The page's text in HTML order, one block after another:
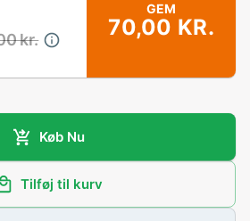
kr.
GEM
70,00 KR.
Køb Nu
Tilføj til kurv